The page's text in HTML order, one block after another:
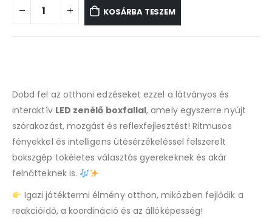
KOSÁRBA TESZEM
Dobd fel az otthoni edzéseket ezzel a látványos és
interaktív LED zenélő boxfallal, amely egyszerre nyújt
szórakozást, mozgást és reflexfejlesztést! Ritmusos
fényekkel és intelligens ütésérzékeléssel felszerelt
bokszgép tökéletes választás gyerekeknek és akár
felnőtteknek is.
Igazi játéktermi élmény otthon, miközben fejlődik a
reakcióidő, a koordináció és az állóképesség!